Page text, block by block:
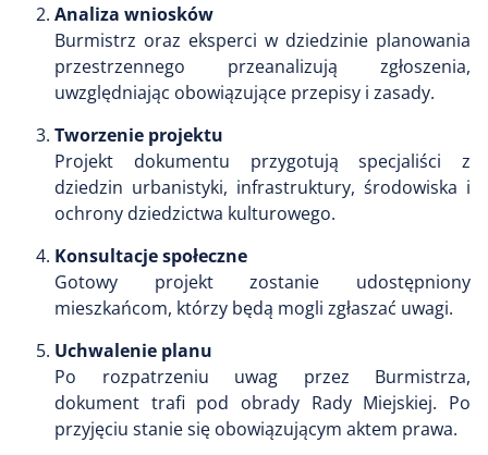
Analiza wniosków
Burmistrz oraz eksperci w dziedzinie planowania
przestrzennego przeanalizują zgłoszenia,
uwzględniając obowiązujące przepisy i zasady.
Tworzenie projektu
Projekt dokumentu przygotują specjaliści z
dziedzin urbanistyki, infrastruktury, środowiska i
ochrony dziedzictwa kulturowego.
Konsultacje społeczne
Gotowy projekt zostanie udostępniony
mieszkańcom, którzy będą mogli zgłaszać uwagi.
Uchwalenie planu
Po rozpatrzeniu uwag przez Burmistrza,
dokument trafi pod obrady Rady Miejskiej. Po
przyjęciu stanie się obowiązującym aktem prawa.